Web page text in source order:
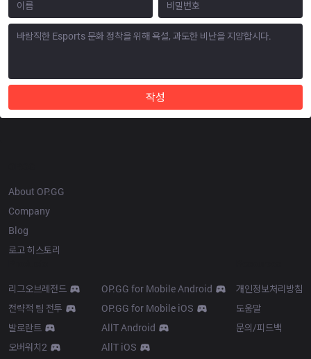
작성
About OP.GG
Company
Blog
로고 히스토리
리그오브레전드
전략적 팀 전투
발로란트
오버워치2
OP.GG for Mobile Android
OP.GG for Mobile iOS
AllT Android
AllT iOS
개인정보처리방침
도움말
문의/피드백